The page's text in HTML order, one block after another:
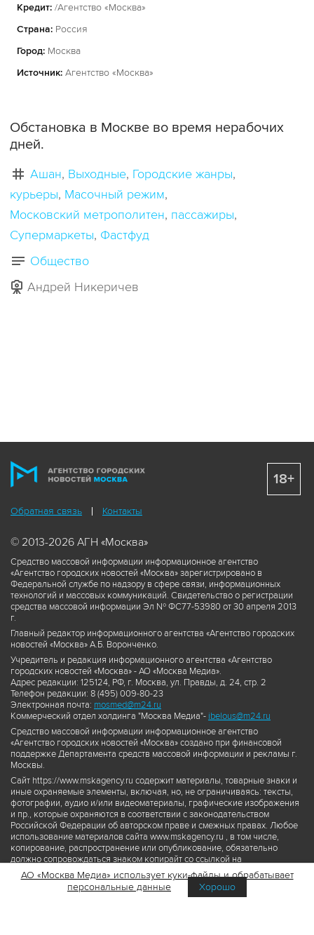
Кредит: /Агентство «Москва»
Страна: Россия
Город: Москва
Источник: Агентство «Москва»
Обстановка в Москве во время нерабочих
дней.
Ашан Выходные Городские жанры
курьеры Масочный режим
Московский метрополитен пассажиры
Супермаркеты Фастфуд
Общество
Андрей Никеричев
Обратная связь Контакты
© 2013-2026 АГН «Москва»
Средство массовой информации информационное агентство
«Агентство городских новостей «Москва» зарегистрировано в
Федеральной службе по надзору в сфере связи, информационных
технологий и массовых коммуникаций. Свидетельство о регистрации
средства массовой информации Эл № ФС77-53980 от 30 апреля 2013
г.
Главный редактор информационного агентства «Агентство городских
новостей «Москва» А.Б. Воронченко.
Учредитель и редакция информационного агентства «Агентство
городских новостей «Москва» - АО «Москва Медиа».
Адрес редакции: 125124, РФ, г. Москва, ул. Правды, д. 24, стр. 2
Телефон редакции: 8 (495) 009-80-23
Электронная почта: mosmed@m24.ru
Коммерческий отдел холдинга "Москва Медиа"- ibelous@m24.ru
Средство массовой информации информационное агентство
«Агентство городских новостей «Москва» создано при финансовой
поддержке Департамента средств массовой информации и рекламы г.
Москвы.
Сайт https://www.mskagency.ru содержит материалы, товарные знаки и
иные охраняемые элементы, включая, но, не ограничиваясь: тексты,
фотографии, аудио и/или видеоматериалы, графические изображения
и пр., которые охраняются в соответствии с законодательством
Российской Федерации об авторском праве и смежных правах. Любое
использование материалов сайта www.mskagency.ru , в том числе,
копирование, распространение или опубликование, обязательно
должно сопровождаться знаком копирайт со ссылкой на
правообладателя © АО «Москва Медиа», а также гиперссылкой на сайт
www.mskagency.ru как на первоисточник информации. Переработка
материалов сайта www.mskagency.ru не допускается.
18+
АО «Москва Медиа» использует куки-файлы и обрабатывает
персональные данные
Хорошо